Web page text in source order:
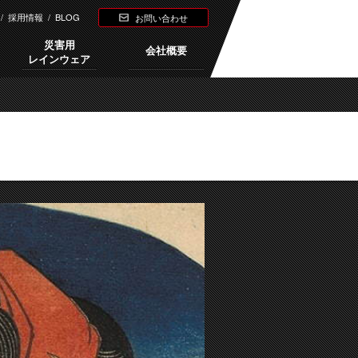
採用情報/BLOG お問い合わせ
災害用
レインウェア
会社概要